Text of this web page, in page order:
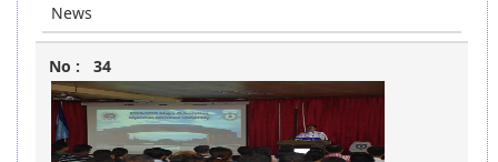
News
34